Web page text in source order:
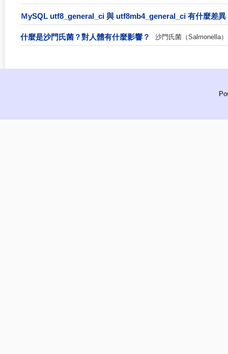
ＭySQL utf8_general_ci 與 utf8mb4_general_ci 有什麼差異
什麼是沙門氏菌？對人體有什麼影響？ 沙門氏菌（Salmonella